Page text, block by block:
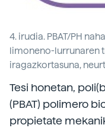
4. irudia. PBAT/PH
limoneno-lurrunaren
iragazkortasuna,
Tesi honetan,
(PBAT) polimero
propietate